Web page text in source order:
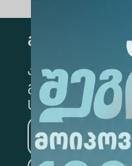
გამოწერა
კონკრეტული
გამოსაწერად,
სექცია
მედიცინა